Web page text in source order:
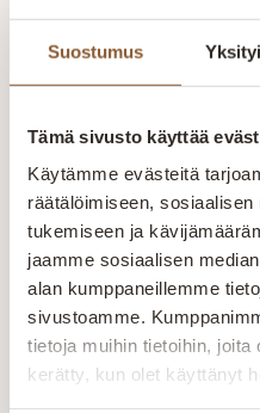
Suostumus
Tämä sivusto käyttää
Käytämme evästeitä
räätälöimiseen,
tukemiseen ja
jaamme sosiaalisen
alan kumppaneillemme
sivustoamme.
tietoja muihin tietoihin, joita
kerätty, kun olet käyttänyt
Tao lepotuoli
Tao lepotuoli Tyylikäs
ja modernilla
Tao lepotuoli tarjoaa
korkeatasoista
mukavuutta ja tukea.
Valmistettu Suomessa.
Teräsrunko/valettu
polyuretaanista
Pyörivällä
mekanismilla…
1 815,00€ –2